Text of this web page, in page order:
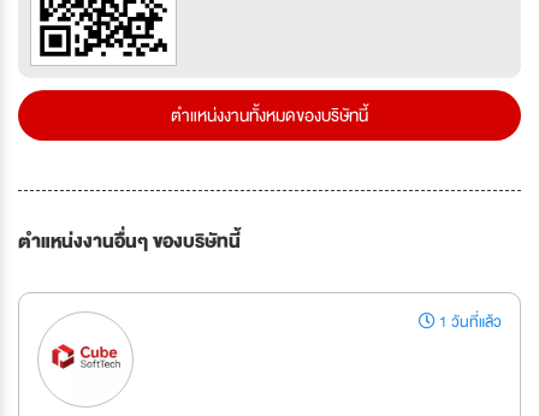
ตำแหน่งงานทั้งหมดของบริษัทนี้
ตำแหน่งงานอื่นๆ ของบริษัทนี้
1 วันที่แล้ว